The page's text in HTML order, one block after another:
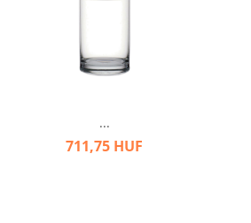
...
711,75 HUF